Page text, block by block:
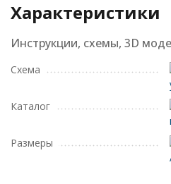
Характеристики
Инструкции, схемы, 3D
Схема
Каталог
Размеры